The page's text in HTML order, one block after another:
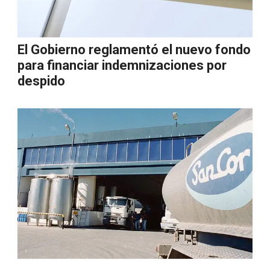
El Gobierno reglamentó el nuevo fondo
para financiar indemnizaciones por
despido